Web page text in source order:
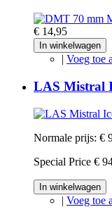
€ 14,95
In winkelwagen
| Voeg toe
LAS Mistral
Normale prijs: €
Special Price €
In winkelwagen
| Voeg toe